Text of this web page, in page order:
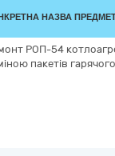
НАЗВА
РОП-54
пакетів